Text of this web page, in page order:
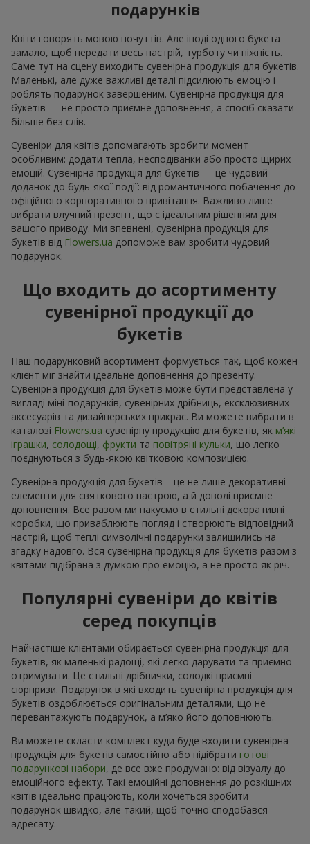
подарунків
Квіти говорять мовою почуттів. Але іноді одного букета
замало, щоб передати весь настрій, турботу чи ніжність.
Саме тут на сцену виходить сувенірна продукція для букетів.
Маленькі, але дуже важливі деталі підсилюють емоцію і
роблять подарунок завершеним. Сувенірна продукція для
букетів — не просто приємне доповнення, а спосіб сказати
більше без слів.
Сувеніри для квітів допомагають зробити момент
особливим: додати тепла, несподіванки або просто щирих
емоцій. Сувенірна продукція для букетів — це чудовий
доданок до будь-якої події: від романтичного побачення до
офіційного корпоративного привітання. Важливо лише
вибрати влучний презент, що є ідеальним рішенням для
вашого приводу. Ми впевнені, сувенірна продукція для
букетів від Flowers.ua допоможе вам зробити чудовий
подарунок.
Що входить до асортименту
сувенірної продукції до
букетів
Наш подарунковий асортимент формується так, щоб кожен
клієнт міг знайти ідеальне доповнення до презенту.
Сувенірна продукція для букетів може бути представлена у
вигляді міні-подарунків, сувенірних дрібниць, ексклюзивних
аксесуарів та дизайнерських прикрас. Ви можете вибрати в
каталозі Flowers.ua cувенірну продукцію для букетів, як м’які
іграшки, солодощі, фрукти та повітряні кульки, що легко
поєднуються з будь-якою квітковою композицією.
Сувенірна продукція для букетів – це не лише декоративні
елементи для святкового настрою, а й доволі приємне
доповнення. Все разом ми пакуємо в стильні декоративні
коробки, що приваблюють погляд і створюють відповідний
настрій, щоб теплі символічні подарунки залишились на
згадку надовго. Вся сувенірна продукція для букетів разом з
квітами підібрана з думкою про емоцію, а не просто як річ.
Популярні сувеніри до квітів
серед покупців
Найчастіше клієнтами обирається сувенірна продукція для
букетів, як маленькі радощі, які легко дарувати та приємно
отримувати. Це стильні дрібнички, солодкі приємні
сюрпризи. Подарунок в які входить сувенірна продукція для
букетів оздоблюється оригінальним деталями, що не
перевантажують подарунок, а м’яко його доповнюють.
Ви можете скласти комплект куди буде входити сувенірна
продукція для букетів самостійно або підібрати готові
подарункові набори, де все вже продумано: від візуалу до
емоційного ефекту. Такі емоційні доповнення до розкішних
квітів ідеально працюють, коли хочеться зробити
подарунок швидко, але такий, щоб точно сподобався
адресату.